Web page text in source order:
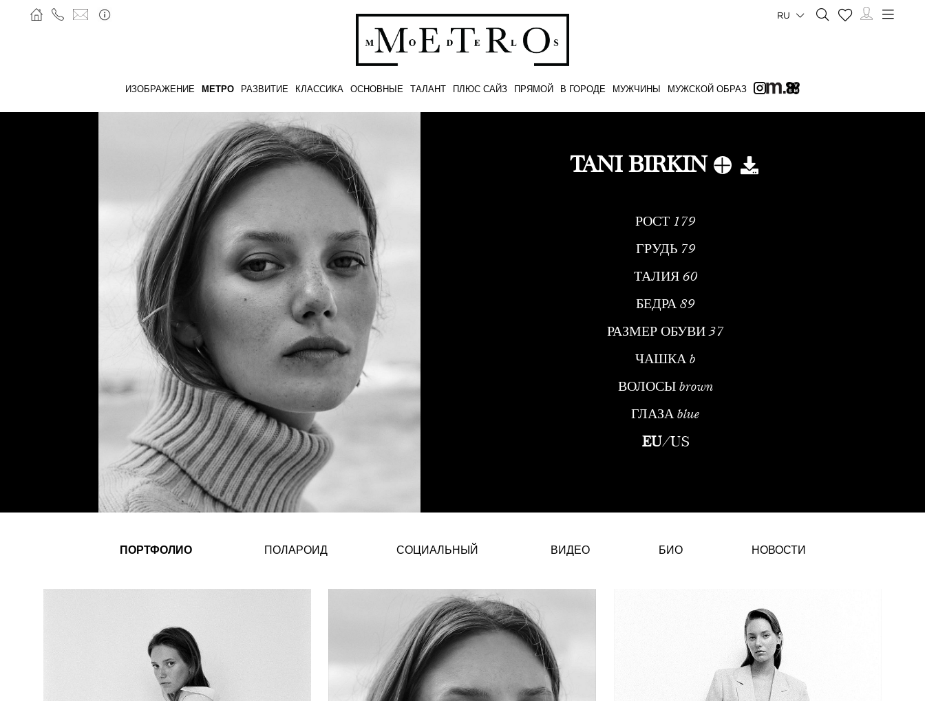
ИЗОБРАЖЕНИЕ МЕТРО РАЗВИТИЕ КЛАССИКА ОСНОВНЫЕ ТАЛАНТ ПЛЮС САЙЗ ПРЯМОЙ В ГОРОДЕ МУЖЧИНЫ МУЖСКОЙ ОБРАЗ
RU
TANI BIRKIN
РОСТ 179
ГРУДЬ 79
ТАЛИЯ 60
БЕДРА 89
РАЗМЕР ОБУВИ 37
ЧАШКА b
ВОЛОСЫ brown
ГЛАЗА blue
EU/US
Тани Биркин — украинская модель, о которой узнали, когда ей было тринадцать лет. Она
ПОРТФОЛИО ПОЛАРОИД СОЦИАЛЬНЫЙ ВИДЕО БИО НОВОСТИ